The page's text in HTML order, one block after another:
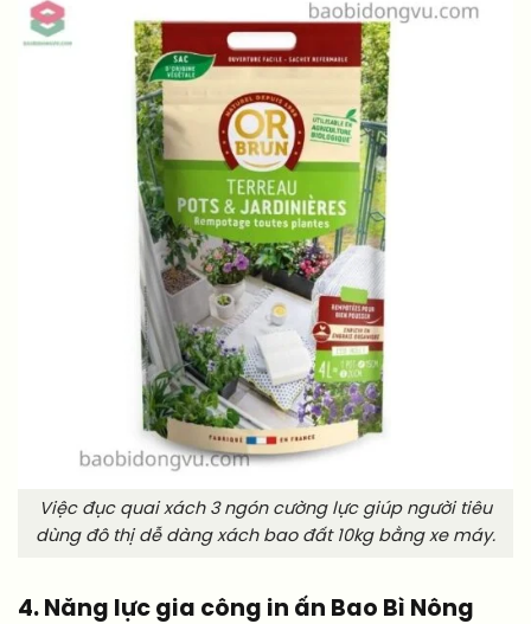
Việc đục quai xách 3 ngón cường lực giúp người tiêu
dùng đô thị dễ dàng xách bao đất 10kg bằng xe máy.
4. Năng lực gia công in ấn Bao Bì Nông